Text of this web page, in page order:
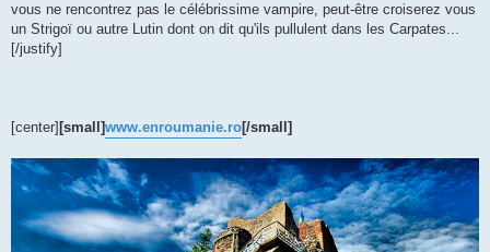
vous ne rencontrez pas le célébrissime vampire, peut-être croiserez vous
un Strigoï ou autre Lutin dont on dit qu'ils pullulent dans les Carpates...
[/justify]
[center] [small]www.enroumanie.ro[/small]